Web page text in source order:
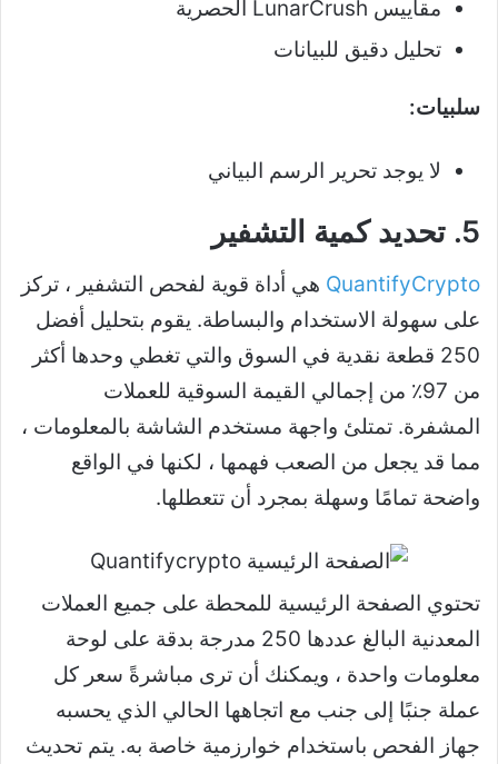
مقاييس LunarCrush الحصرية
تحليل دقيق للبيانات
سلبيات:
لا يوجد تحرير الرسم البياني
5. تحديد كمية التشفير
QuantifyCrypto هي أداة قوية لفحص التشفير ، تركز
على سهولة الاستخدام والبساطة. يقوم بتحليل أفضل
250 قطعة نقدية في السوق والتي تغطي وحدها أكثر
من 97٪ من إجمالي القيمة السوقية للعملات
المشفرة. تمتلئ واجهة مستخدم الشاشة بالمعلومات ،
مما قد يجعل من الصعب فهمها ، لكنها في الواقع
واضحة تمامًا وسهلة بمجرد أن تتعطلها.
تحتوي الصفحة الرئيسية للمحطة على جميع العملات
المعدنية البالغ عددها 250 مدرجة بدقة على لوحة
معلومات واحدة ، ويمكنك أن ترى مباشرةً سعر كل
عملة جنبًا إلى جنب مع اتجاهها الحالي الذي يحسبه
جهاز الفحص باستخدام خوارزمية خاصة به. يتم تحديث